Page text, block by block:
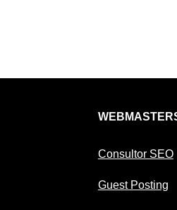
Consultor SEO
Guest Posting